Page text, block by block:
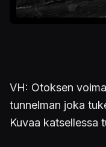
VH: Otoksen
tunnelman joka
Kuvaa katsellessa